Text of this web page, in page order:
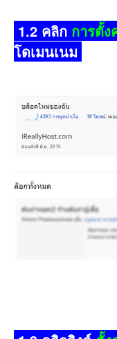
1.2 คลิก การตั้ง
โดเมนเนม